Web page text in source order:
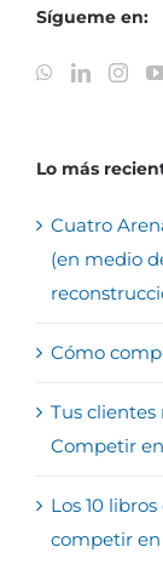
Sígueme en:
Lo más
Cuatro
(en medio
Cómo
Tus clientes
Competir
Los 10
competir en